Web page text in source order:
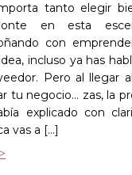
tanto elegir
en esta
con
incluso ya has
Pero al llegar
tu negocio… zas, la
explicado con
vas a […]